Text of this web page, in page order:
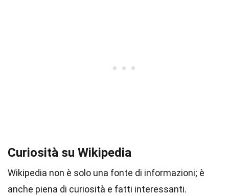
Curiosità su Wikipedia
Wikipedia non è solo una fonte di informazioni; è
anche piena di curiosità e fatti interessanti.